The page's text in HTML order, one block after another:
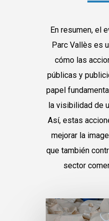
En resumen, el
Parc Vallès es
cómo las
públicas y
papel
la visibilidad de
Así, estas
mejorar la
que también
sector